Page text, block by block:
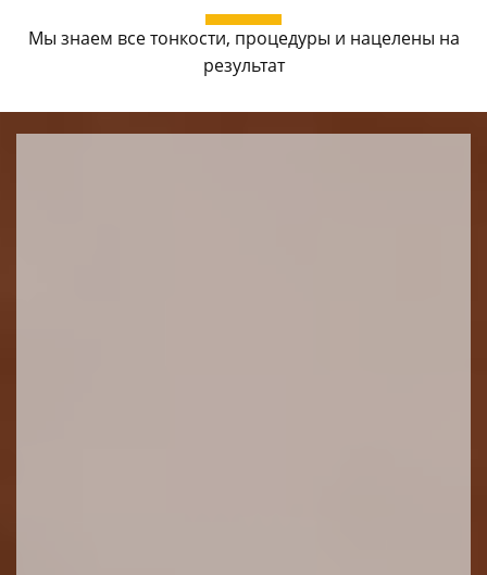
Мы знаем все тонкости, процедуры и нацелены на
результат